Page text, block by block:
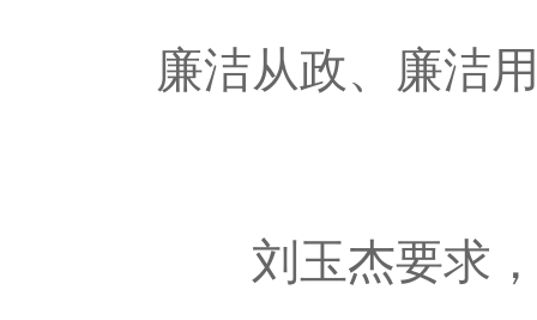
廉洁从政、廉洁
刘玉杰要求，